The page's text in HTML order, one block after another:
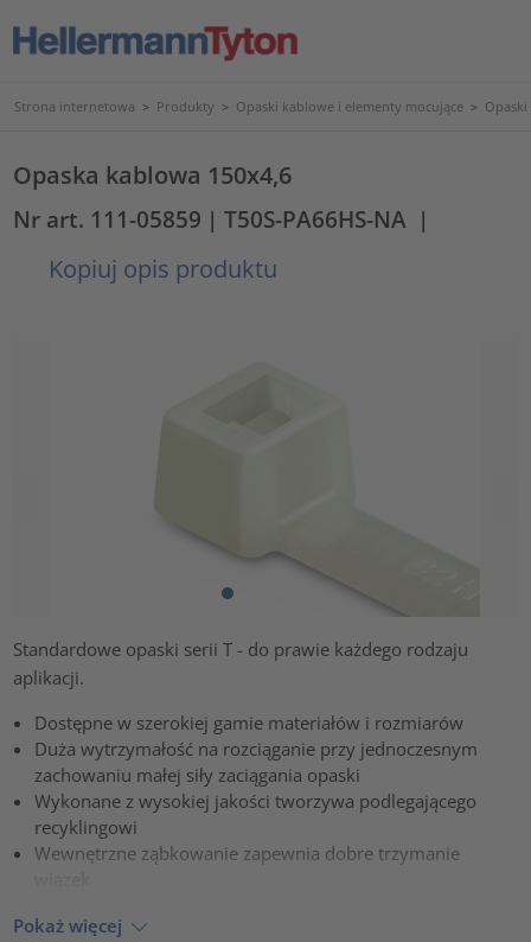
Strona internetowa > Produkty > Opaski kablowe i elementy mocujące >
Opaska kablowa 150x4,6
Nr art. 111-05859 | T50S-PA66HS-NA |
Kopiuj opis produktu
Standardowe opaski serii T - do prawie każdego rodzaju
aplikacji.
Dostępne w szerokiej gamie materiałów i rozmiarów
Duża wytrzymałość na rozciąganie przy jednoczesnym
zachowaniu małej siły zaciągania opaski
Wykonane z wysokiej jakości tworzywa podlegającego
recyklingowi
Wewnętrzne ząbkowanie zapewnia dobre trzymanie
Pokaż więcej